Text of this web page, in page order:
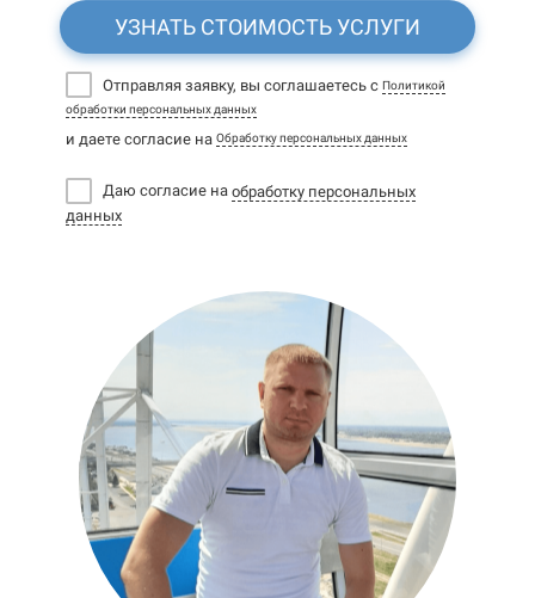
УЗНАТЬ СТОИМОСТЬ УСЛУГИ
Отправляя заявку, вы соглашаетесь с Политикой
обработки персональных данных
и даете согласие на Обработку персональных данных
Даю согласие на обработку персональных
данных